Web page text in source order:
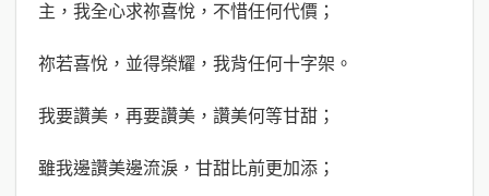
主，我全心求祢喜悅，不惜任何代價；
祢若喜悅，並得榮耀，我背任何十字架。
我要讚美，再要讚美，讚美何等甘甜；
雖我邊讚美邊流淚，甘甜比前更加添；